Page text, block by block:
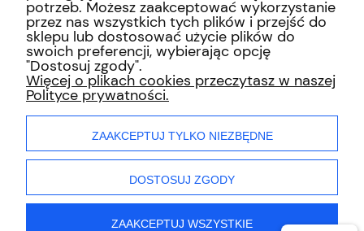
INFORMACJE
ZAKUPY
MOJE KONTO
potrzeb. Możesz zaakceptować wykorzystanie
przez nas wszystkich tych plików i przejść do
sklepu lub dostosować użycie plików do
swoich preferencji, wybierając opcję
"Dostosuj zgody".
Więcej o plikach cookies przeczytasz w naszej
Polityce prywatności.
ZAAKCEPTUJ TYLKO NIEZBĘDNE
DOSTOSUJ ZGODY
ZAAKCEPTUJ WSZYSTKIE